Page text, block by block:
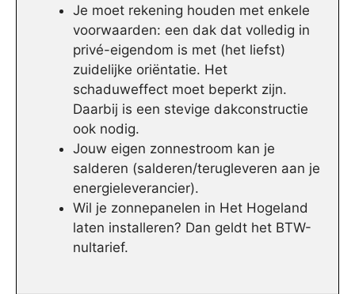
Je moet rekening houden met enkele
voorwaarden: een dak dat volledig in
privé-eigendom is met (het liefst)
zuidelijke oriëntatie. Het
schaduweffect moet beperkt zijn.
Daarbij is een stevige dakconstructie
ook nodig.
Jouw eigen zonnestroom kan je
salderen (salderen/terugleveren aan je
energieleverancier).
Wil je zonnepanelen in Het Hogeland
laten installeren? Dan geldt het BTW-
nultarief.